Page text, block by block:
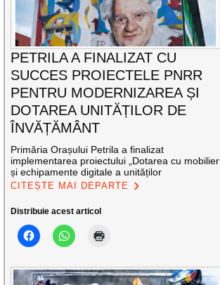
PETRILA A FINALIZAT CU
SUCCES PROIECTELE PNRR
PENTRU MODERNIZAREA ȘI
DOTAREA UNITĂȚILOR DE
ÎNVĂȚĂMÂNT
Primăria Orașului Petrila a finalizat
implementarea proiectului „Dotarea cu mobilier
și echipamente digitale a unităților
CITEȘTE MAI DEPARTE
Distribuie acest articol